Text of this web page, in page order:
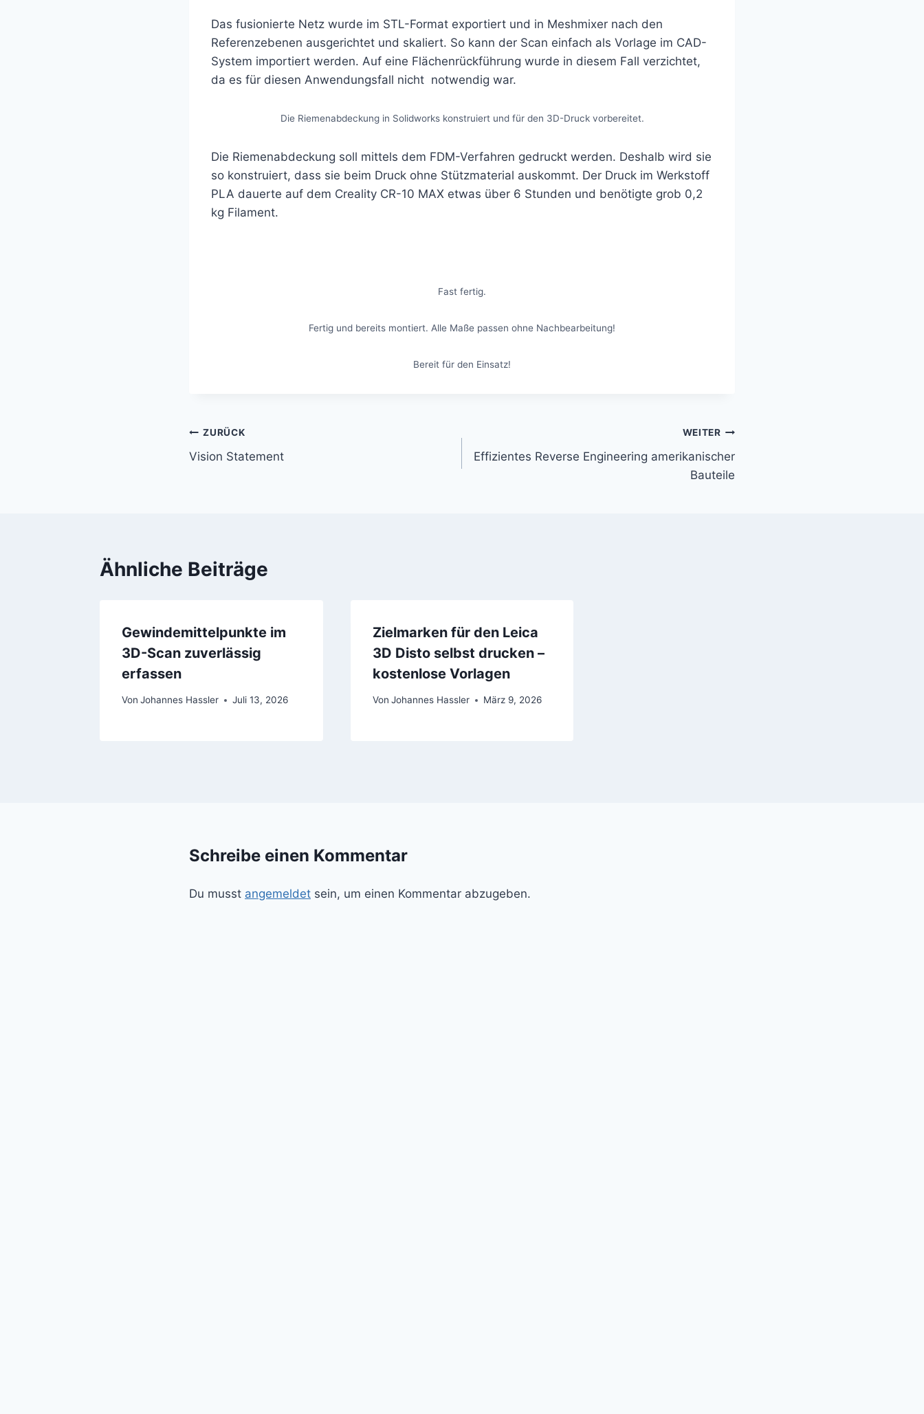
Das fusionierte Netz wurde im STL-Format exportiert und in Meshmixer nach den
Referenzebenen ausgerichtet und skaliert. So kann der Scan einfach als Vorlage im CAD-
System importiert werden. Auf eine Flächenrückführung wurde in diesem Fall verzichtet,
da es für diesen Anwendungsfall nicht notwendig war.
Die Riemenabdeckung in Solidworks konstruiert und für den 3D-Druck vorbereitet.
Die Riemenabdeckung soll mittels dem FDM-Verfahren gedruckt werden. Deshalb wird sie
so konstruiert, dass sie beim Druck ohne Stützmaterial auskommt. Der Druck im Werkstoff
PLA dauerte auf dem Creality CR-10 MAX etwas über 6 Stunden und benötigte grob 0,2
kg Filament.
Fast fertig.
Fertig und bereits montiert. Alle Maße passen ohne Nachbearbeitung!
Bereit für den Einsatz!
Beitragsnavigation
ZURÜCK
Vision Statement
WEITER
Effizientes Reverse Engineering amerikanischer
Bauteile
Ähnliche Beiträge
Gewindemittelpunkte im
3D-Scan zuverlässig
erfassen
Von Johannes Hassler Juli 13, 2026
Zielmarken für den Leica
3D Disto selbst drucken –
kostenlose Vorlagen
Von Johannes Hassler März 9, 2026
Schreibe einen Kommentar
Du musst angemeldet sein, um einen Kommentar abzugeben.